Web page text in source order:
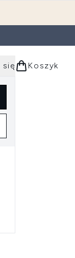
się Koszyk